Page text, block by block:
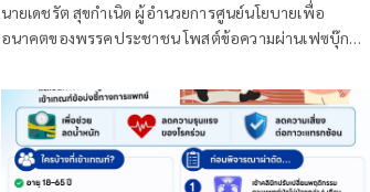
นายเดชรัต สุขกำเนิด ผู้อำนวยการศูนย์นโยบายเพื่อ
อนาคตของพรรคประชาชน โพสต์ข้อความผ่านเฟซบุ๊กว่า
สปสช. มีหลายข้อกล่าวหาด้วยกัน ผมในฐานะผู้ดูแล
นโยบายด้านคุณภาพชีวิตของพรรคประชาชน ขอชี้แจง
หลัก 3 ข้อ และขอสรุปข้อรับฟังที่ผมรับฟังจากทุกท่านใน
ส่วนที่เหลือ